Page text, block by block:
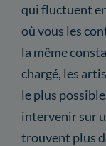
qui fluctuent
où vous les
la même
chargé, les
le plus
intervenir sur
trouvent plus